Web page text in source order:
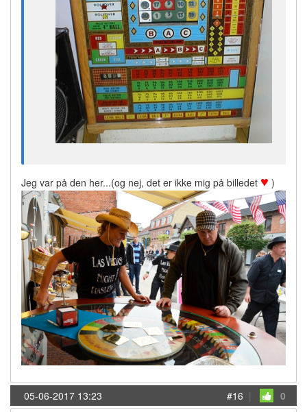
Jeg var på den her...(og nej, det er ikke mig på billedet ♥ )
05-06-2017 13:23 #16 | 0